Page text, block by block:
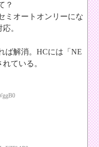
？
ミオートオンリーにな
。
ば解消。HCには「NE
ている。